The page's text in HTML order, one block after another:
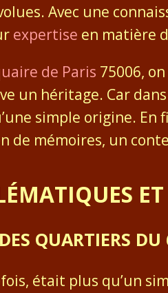
Avec une
expertise en matière
de Paris 75006,
un héritage. Car
simple origine.
de mémoires, un
QUARTIERS
était plus qu’un